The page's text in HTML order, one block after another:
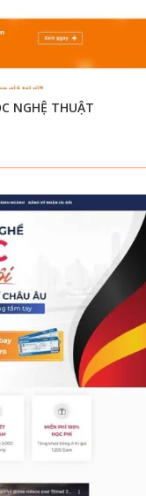
NGHỆ THUẬT